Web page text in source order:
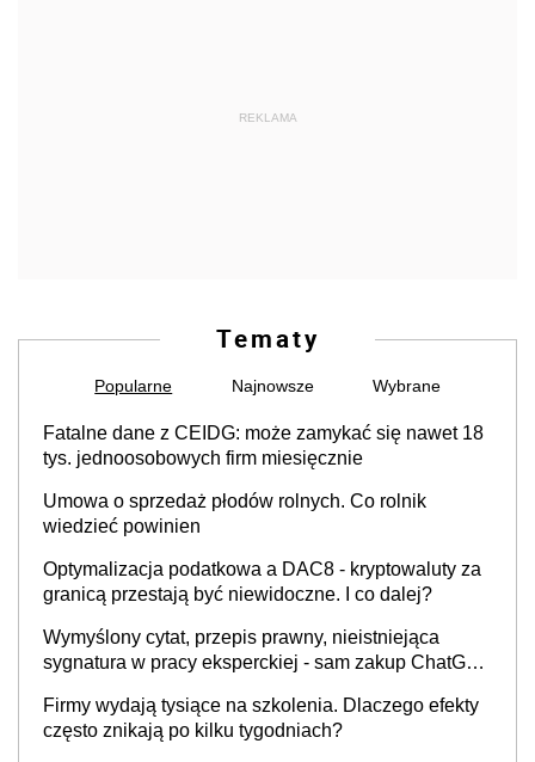
REKLAMA
Tematy
Popularne Najnowsze Wybrane
Fatalne dane z CEIDG: może zamykać się nawet 18
tys. jednoosobowych firm miesięcznie
Umowa o sprzedaż płodów rolnych. Co rolnik
wiedzieć powinien
Optymalizacja podatkowa a DAC8 - kryptowaluty za
granicą przestają być niewidoczne. I co dalej?
Wymyślony cytat, przepis prawny, nieistniejąca
sygnatura w pracy eksperckiej - sam zakup ChatGPT
Firmy wydają tysiące na szkolenia. Dlaczego efekty
często znikają po kilku tygodniach?